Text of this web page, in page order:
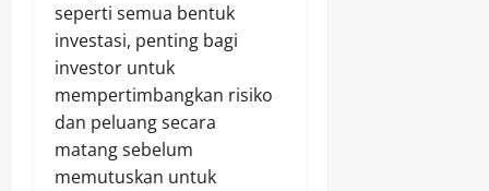
seperti semua bentuk
investasi, penting bagi
investor untuk
mempertimbangkan risiko
dan peluang secara
matang sebelum
memutuskan untuk